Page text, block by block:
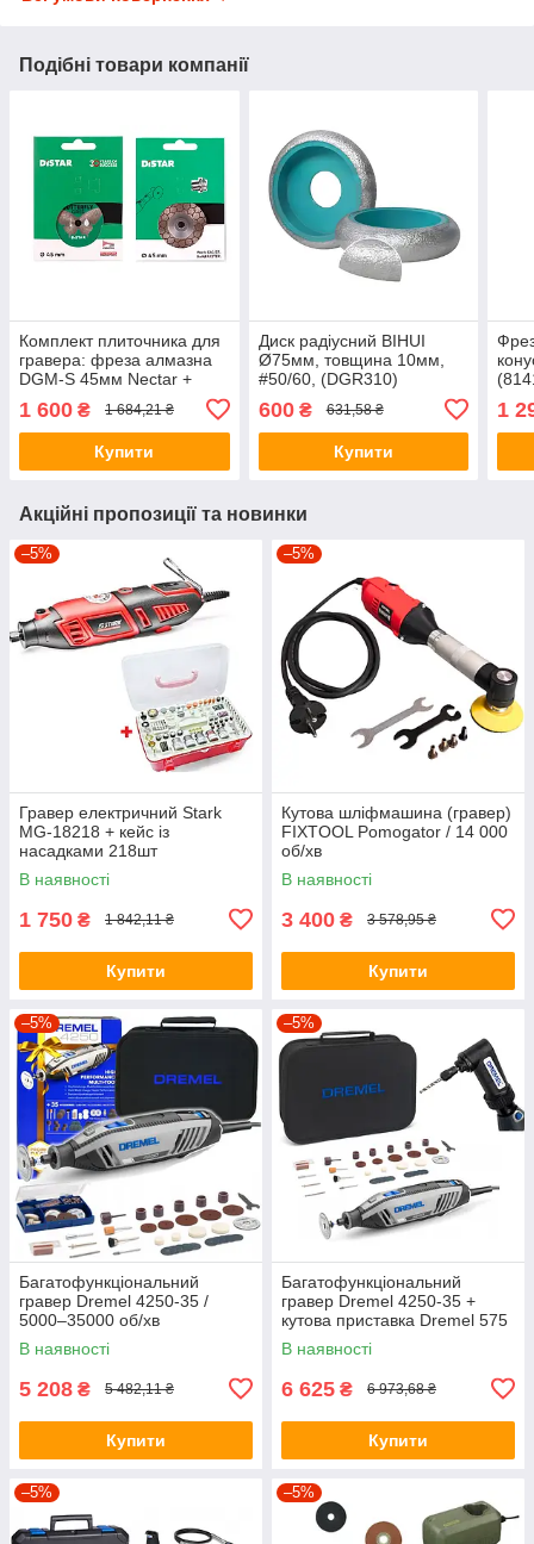
Подібні товари компанії
Комплект плиточника для
гравера: фреза алмазна
DGM-S 45мм Nectar +
45х0,6мм
1 600 ₴ 1 684,21 ₴
Купити
Диск радіусний BIHUI
Ø75мм, товщина 10мм,
#50/60, (DGR310)
600₴ 631,58 ₴
Купити
1
Акційні пропозиції та новинки
–5%
Гравер електричний Stark
MG-18218 + кейс із
насадками 218шт
В наявності
1 750 ₴ 1 842,11 ₴
Купити
–5%
Кутова шліфмашина (гравер)
FIXTOOL Pomogator / 14 000
об/хв
В наявності
3 400 ₴ 3 578,95 ₴
Купити
–5%
Багатофункціональний
гравер Dremel 4250-35 /
5000–35000 об/хв
В наявності
5 208 ₴ 5 482,11 ₴
Купити
–5%
Багатофункціональний
гравер Dremel 4250-35 +
кутова приставка Dremel 575
В наявності
6 625 ₴ 6 973,68 ₴
Купити
–5% –5%